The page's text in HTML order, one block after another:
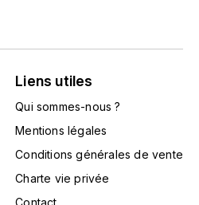
Liens utiles
Qui sommes-nous ?
Mentions légales
Conditions générales de vente
Charte vie privée